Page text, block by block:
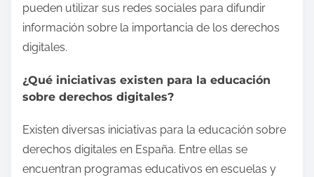
pueden utilizar sus redes sociales para difundir
información sobre la importancia de los derechos
digitales.
¿Qué iniciativas existen para la educación
sobre derechos digitales?
Existen diversas iniciativas para la educación sobre
derechos digitales en España. Entre ellas se
encuentran programas educativos en escuelas y